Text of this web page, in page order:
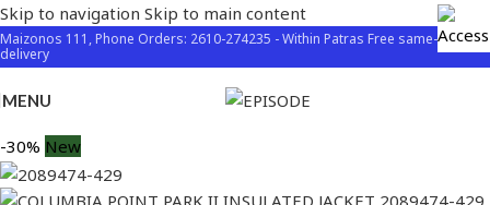
Skip to navigation Skip to main content
Maizonos 111, Phone Orders: 2610-274235 - Within Patras Free same-day
delivery
MENU
-30% New